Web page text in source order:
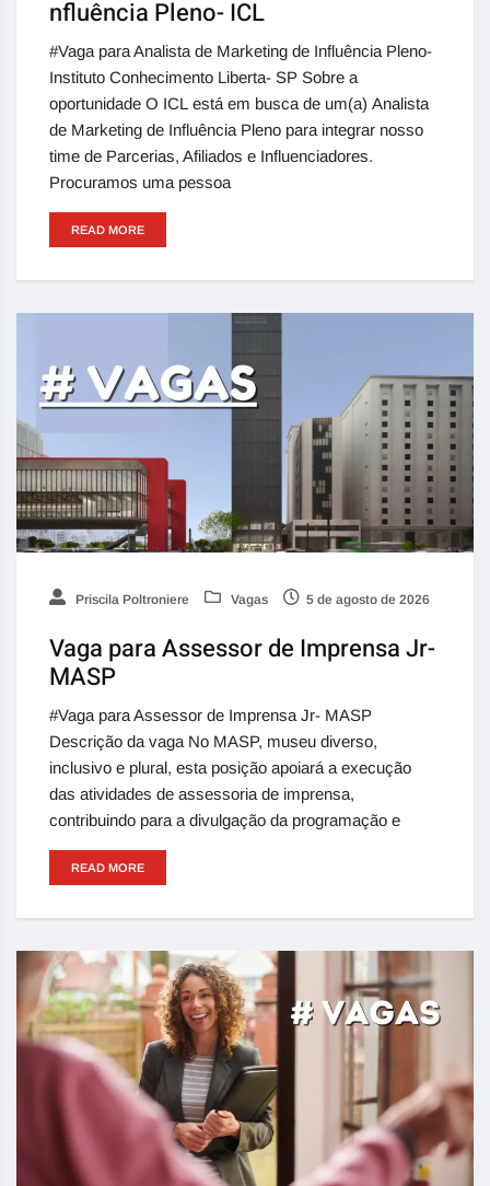
nfluência Pleno- ICL
#Vaga para Analista de Marketing de Influência Pleno-
Instituto Conhecimento Liberta- SP Sobre a
oportunidade O ICL está em busca de um(a) Analista
de Marketing de Influência Pleno para integrar nosso
time de Parcerias, Afiliados e Influenciadores.
Procuramos uma pessoa
READ MORE
Priscila Poltroniere Vagas 5 de agosto de 2026
Vaga para Assessor de Imprensa Jr-
MASP
#Vaga para Assessor de Imprensa Jr- MASP
Descrição da vaga No MASP, museu diverso,
inclusivo e plural, esta posição apoiará a execução
das atividades de assessoria de imprensa,
contribuindo para a divulgação da programação e
READ MORE